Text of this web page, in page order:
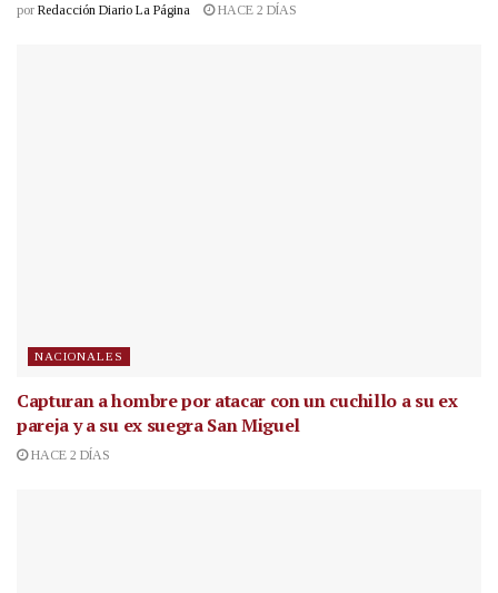
por Redacción Diario La Página HACE 2 DÍAS
NACIONALES
Capturan a hombre por atacar con un cuchillo a su ex
pareja y a su ex suegra San Miguel
HACE 2 DÍAS